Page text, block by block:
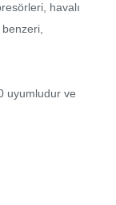
havalı
uyumludur ve